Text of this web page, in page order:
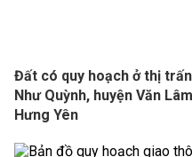
Đất có quy hoạch ở thị trấn
Như Quỳnh, huyện Văn
Hưng Yên